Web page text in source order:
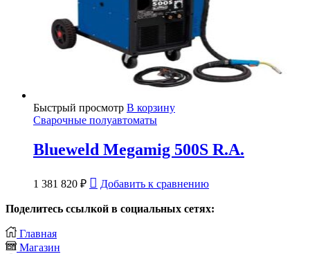
Быстрый просмотр В корзину
Сварочные полуавтоматы
Blueweld Megamig 500S R.A.
1 381 820 ₽ Добавить к сравнению
Поделитесь ссылкой в социальных сетях:
Главная
Магазин